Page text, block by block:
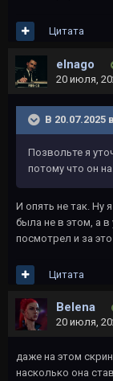
Цитата
elnago
20 июля,
В 20.07.2025
Позвольте я
потому что он
И опять не так. Ну
была не в этом, а в
посмотрел и за это
Цитата
Belena
20 июля,
даже на этом
насколько она